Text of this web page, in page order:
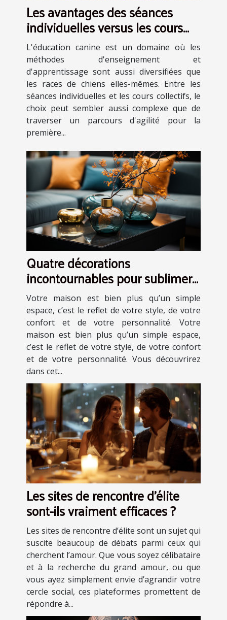
Les avantages des séances
individuelles versus les cours
collectifs en éducation canine
L'éducation canine est un domaine où les
méthodes d'enseignement et
d'apprentissage sont aussi diversifiées que
les races de chiens elles-mêmes. Entre les
séances individuelles et les cours collectifs, le
choix peut sembler aussi complexe que de
traverser un parcours d'agilité pour la
première...
Quatre décorations
incontournables pour sublimer
votre maison
Votre maison est bien plus qu’un simple
espace, c’est le reflet de votre style, de votre
confort et de votre personnalité. Votre
maison est bien plus qu’un simple espace,
c’est le reflet de votre style, de votre confort
et de votre personnalité. Vous découvrirez
dans cet...
Les sites de rencontre d'élite
sont-ils vraiment efficaces ?
Les sites de rencontre d’élite sont un sujet qui
suscite beaucoup de débats parmi ceux qui
cherchent l’amour. Que vous soyez célibataire
et à la recherche du grand amour, ou que
vous ayez simplement envie d’agrandir votre
cercle social, ces plateformes promettent de
répondre à...